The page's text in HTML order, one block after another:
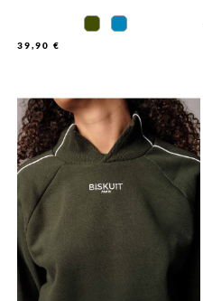
39,90 €